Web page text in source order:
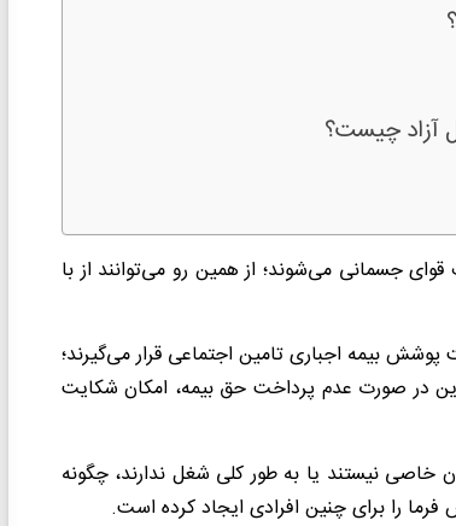
آزاد چیست؟
جسمانی می‌شوند؛ از همین رو می‌توانند از با
بیمه اجباری تامین اجتماعی قرار می‌گیرند؛
در صورت عدم پرداخت حق بیمه، امکان شکایت
نیستند یا به طور کلی شغل ندارند، چگونه
را برای چنین افرادی ایجاد کرده است.